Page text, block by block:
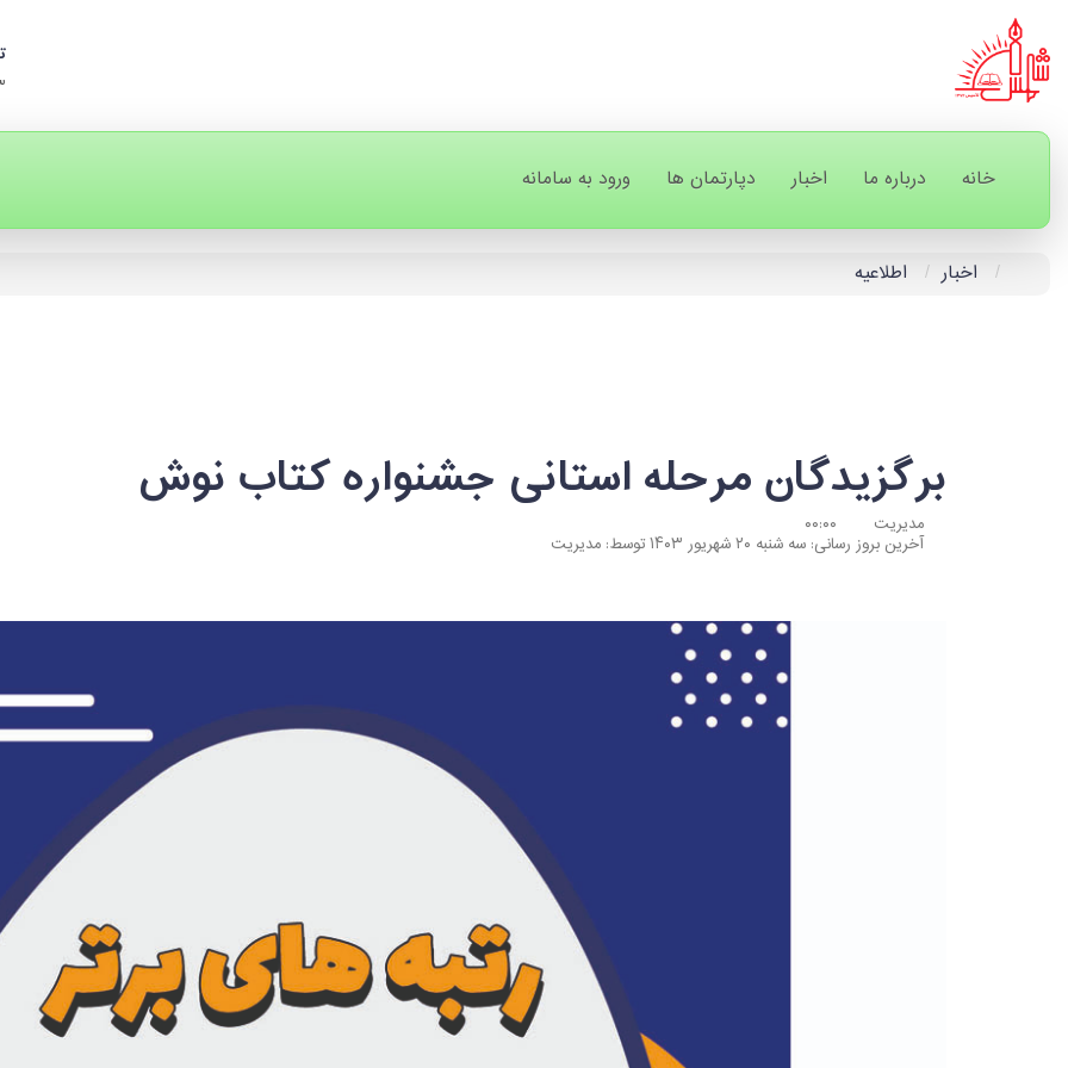
خانه درباره ما اخبار دپارتمان ها ورود به سامانه
اخبار اطلاعیه
برگزیدگان مرحله استانی جشنواره کتاب نوش
مدیریت ۰۰:۰۰
آخرین بروز رسانی: سه شنبه ۲۰ شهریور ۱۴۰۳ توسط: مدیریت